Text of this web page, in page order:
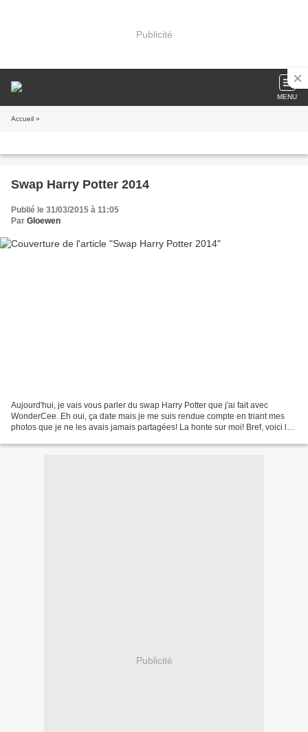
Publicité
MENU
Accueil »
Swap Harry Potter 2014
Publié le 31/03/2015 à 11:05
Par Gloewen
Aujourd'hui, je vais vous parler du swap Harry Potter que j'ai fait avec
WonderCee. Eh oui, ça date mais je me suis rendue compte en triant mes
photos que je ne les avais jamais partagées! La honte sur moi! Bref, voici le
Publicité